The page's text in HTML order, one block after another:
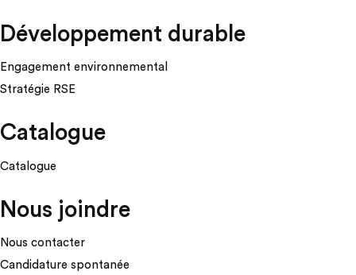
Développement durable
Engagement environnemental
Stratégie RSE
Catalogue
Catalogue
Nous joindre
Nous contacter
Candidature spontanée